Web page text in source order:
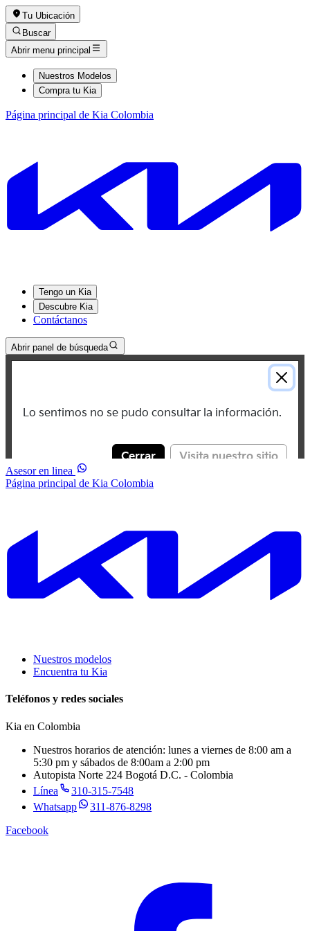
Tu Ubicación
Buscar
Abrir menu principal
Nuestros Modelos
Compra tu Kia
Página principal de Kia Colombia
Tengo un Kia
Descubre Kia
Contáctanos
Abrir panel de búsqueda
Asesor en linea
Página principal de Kia Colombia
Nuestros modelos
Encuentra tu Kia
Teléfonos y redes sociales
Kia en Colombia
Nuestros horarios de atención: lunes a viernes de 8:00 am a
5:30 pm y sábados de 8:00am a 2:00 pm
Autopista Norte 224 Bogotá D.C. - Colombia
Línea
310-315-7548
Whatsapp
311-876-8298
Facebook